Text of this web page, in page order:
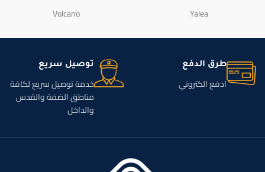
Yalea
Volcano
طرق الدفع
ادفع الكتروني
توصيل سريع
خدمة توصيل سريع لكافة
مناطق الضفة والقدس
والداخل